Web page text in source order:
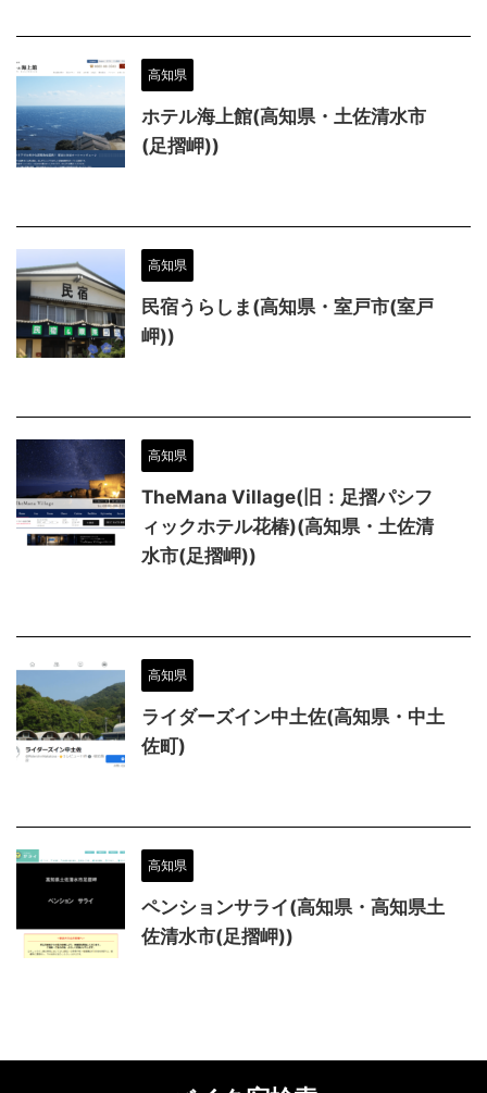
高知県
ホテル海上館(高知県・土佐清水市
(足摺岬))
高知県
民宿うらしま(高知県・室戸市(室戸
岬))
高知県
TheMana Village(旧：足摺パシフ
ィックホテル花椿)(高知県・土佐清
水市(足摺岬))
高知県
ライダーズイン中土佐(高知県・中土
佐町)
高知県
ペンションサライ(高知県・高知県土
佐清水市(足摺岬))